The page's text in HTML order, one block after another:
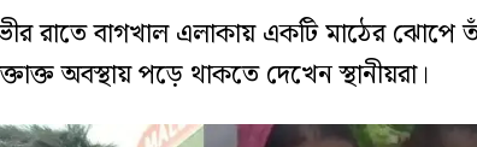
রাতে বাগখাল এলাকায় একটি মাঠের ঝোপে
অবস্থায় পড়ে থাকতে দেখেন স্থানীয়রা।